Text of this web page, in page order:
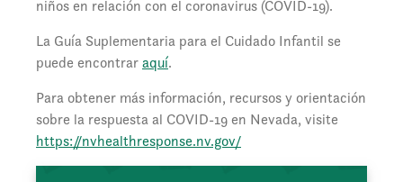
niños en relación con el coronavirus (COVID-19).
La Guía Suplementaria para el Cuidado Infantil se
puede encontraraquí.
Para obtener más información, recursos y orientación
sobre la respuesta al COVID-19 en Nevada, visite
https://nvhealthresponse.nv.gov/